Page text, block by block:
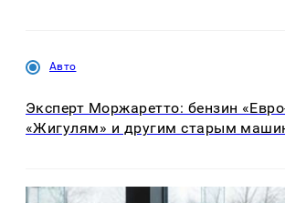
Авто
Эксперт Моржаретто: бензин
«Жигулям» и другим старым